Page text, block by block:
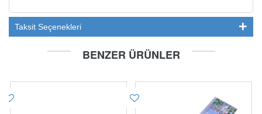
Taksit Seçenekleri
BENZER ÜRÜNLER